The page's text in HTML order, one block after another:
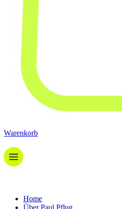
Warenkorb
Home
Über Paul Pflug